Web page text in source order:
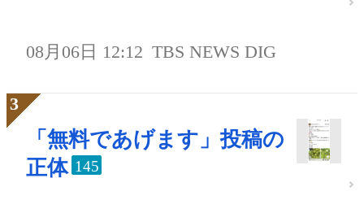
08月06日 12:12 TBS NEWS DIG
「無料であげます」投稿の
正体 145